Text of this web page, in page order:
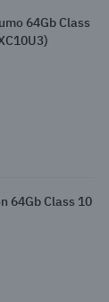
64Gb Class
64Gb Class 10